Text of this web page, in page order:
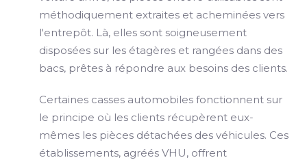
méthodiquement extraites et acheminées vers
l'entrepôt. Là, elles sont soigneusement
disposées sur les étagères et rangées dans des
bacs, prêtes à répondre aux besoins des clients.
Certaines casses automobiles fonctionnent sur
le principe où les clients récupèrent eux-
mêmes les pièces détachées des véhicules. Ces
établissements, agréés VHU, offrent